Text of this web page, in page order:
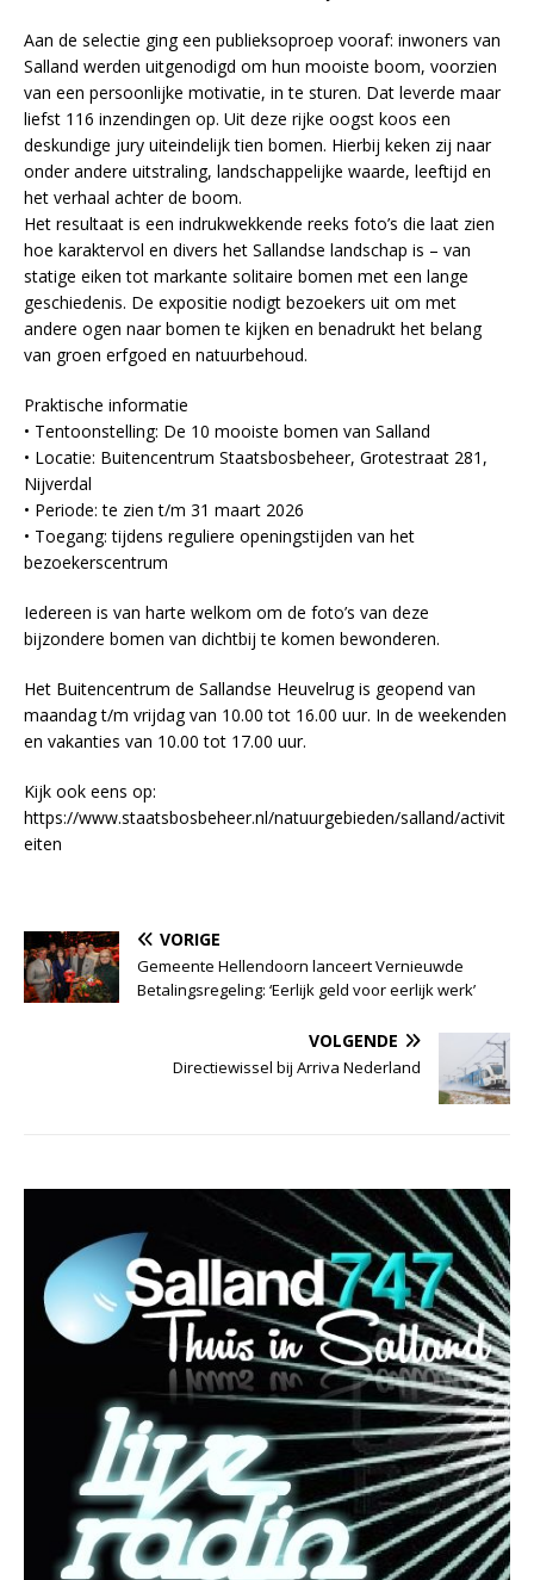
Aan de selectie ging een publieksoproep vooraf: inwoners van
Salland werden uitgenodigd om hun mooiste boom, voorzien
van een persoonlijke motivatie, in te sturen. Dat leverde maar
liefst 116 inzendingen op. Uit deze rijke oogst koos een
deskundige jury uiteindelijk tien bomen. Hierbij keken zij naar
onder andere uitstraling, landschappelijke waarde, leeftijd en
het verhaal achter de boom.
Het resultaat is een indrukwekkende reeks foto’s die laat zien
hoe karaktervol en divers het Sallandse landschap is – van
statige eiken tot markante solitaire bomen met een lange
geschiedenis. De expositie nodigt bezoekers uit om met
andere ogen naar bomen te kijken en benadrukt het belang
van groen erfgoed en natuurbehoud.
Praktische informatie
• Tentoonstelling: De 10 mooiste bomen van Salland
• Locatie: Buitencentrum Staatsbosbeheer, Grotestraat 281,
Nijverdal
• Periode: te zien t/m 31 maart 2026
• Toegang: tijdens reguliere openingstijden van het
bezoekerscentrum
Iedereen is van harte welkom om de foto’s van deze
bijzondere bomen van dichtbij te komen bewonderen.
Het Buitencentrum de Sallandse Heuvelrug is geopend van
maandag t/m vrijdag van 10.00 tot 16.00 uur. In de weekenden
en vakanties van 10.00 tot 17.00 uur.
Kijk ook eens op:
https://www.staatsbosbeheer.nl/natuurgebieden/salland/activit
eiten
VORIGE
Gemeente Hellendoorn lanceert Vernieuwde
Betalingsregeling: ‘Eerlijk geld voor eerlijk werk’
VOLGENDE
Directiewissel bij Arriva Nederland